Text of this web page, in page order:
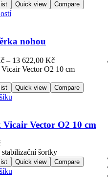
Quick view Compare
nohou
– 13 622,00 Kč
Quick view Compare
Vicair Vector O2 10 cm
Quick view Compare